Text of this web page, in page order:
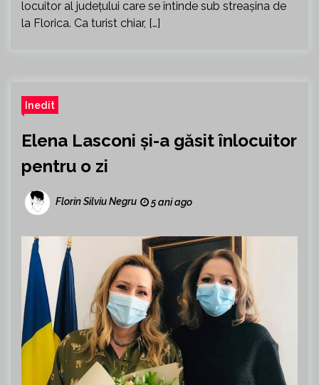
locuitor al județului care se întinde sub streașina de
la Florica. Ca turist chiar, […]
Inedit
Elena Lasconi și-a găsit înlocuitor
pentru o zi
Florin Silviu Negru 5 ani ago